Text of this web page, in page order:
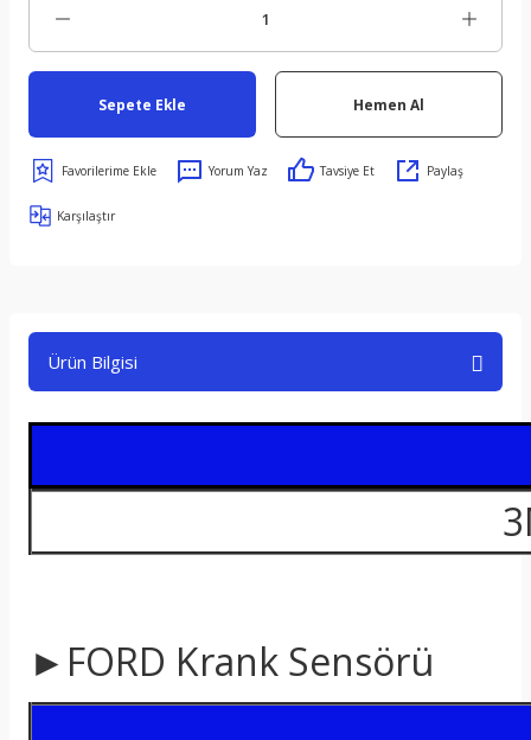
Sepete Ekle Hemen Al
Yorum Yaz Tavsiye Et Paylaş
Karşılaştır
Ürün Bilgisi
►FORD Krank Sensörü